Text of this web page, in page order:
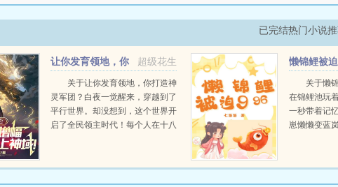
已完结热门小说
超级花生
让你发育领地，你
打造神灵军团？
关于让你发育领地，你打造神
灵军团？白夜一觉醒来，穿越到了
平行世界。却没想到，这个世界开
启了全民领主时代！每个人在十八
燃神火，高举神国！白夜惊讶发
懒锦鲤被
关于懒
在锦鲤池玩
一秒带着记
崽懒懒变蓝
子一起逃荒